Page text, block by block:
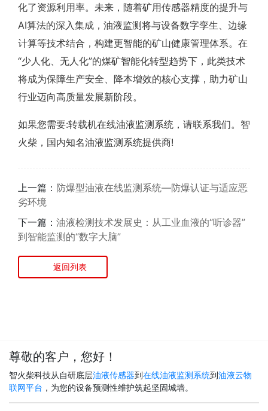
化了资源利用率。未来，随着矿用传感器精度的提升与
AI算法的深入集成，油液监测将与设备数字孪生、边缘
计算等技术结合，构建更智能的矿山健康管理体系。在
“少人化、无人化”的煤矿智能化转型趋势下，此类技术
将成为保障生产安全、降本增效的核心支撑，助力矿山
行业迈向高质量发展新阶段。
如果您需要:转载机在线油液监测系统，请联系我们。智
火柴，国内知名油液监测系统提供商!
上一篇： 防爆型油液在线监测系统—防爆认证与适应恶
劣环境
下一篇： 油液检测技术发展史：从工业血液的“听诊器”
到智能监测的“数字大脑”
返回列表
尊敬的客户，您好！
智火柴科技从自研底层油液传感器到在线油液监测系统到油液云物
联网平台 ，为您的设备预测性维护筑起坚固城墙。